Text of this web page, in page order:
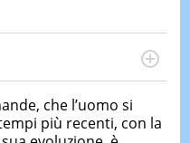
DI
scrive con passione di
La curiosità è la
che lo guida ogni giorno
che l’uomo si
più recenti, con la